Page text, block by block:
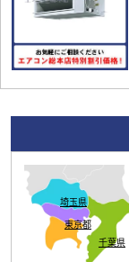
東京都
埼玉県
千葉県